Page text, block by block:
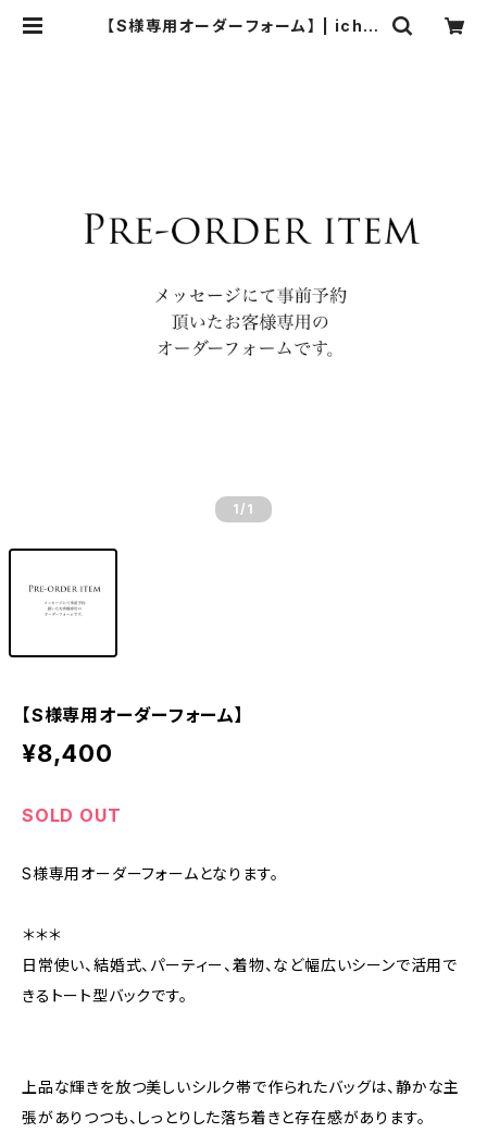
【S様専用オーダーフォーム】 | ichie
1 /1
【S様専用オーダーフォーム】
¥8,400
SOLD OUT
S様専用オーダーフォームとなります。
＊＊＊
日常使い、結婚式、パーティー、着物、など幅広いシーンで活用で
きるトート型バックです。
上品な輝きを放つ美しいシルク帯で作られたバッグは、静かな主
張がありつつも、しっとりした落ち着きと存在感があります。